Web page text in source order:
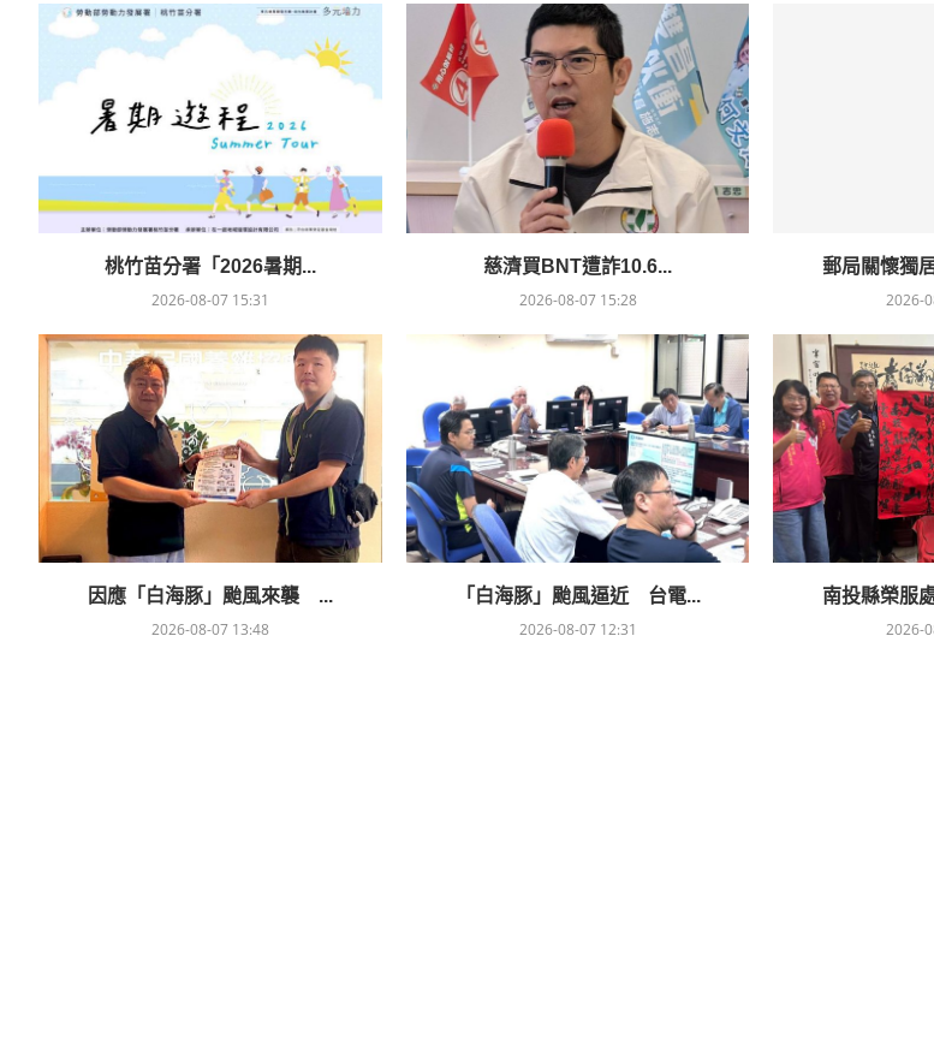
桃竹苗分署「2026暑期...
2026-08-07 15:31
慈濟買BNT遭詐10.6...
2026-08-07 15:28
郵局關懷獨
2026-
因應「白海豚」颱風來襲 ...
2026-08-07 13:48
「白海豚」颱風逼近 台電...
2026-08-07 12:31
南投縣榮服
2026-